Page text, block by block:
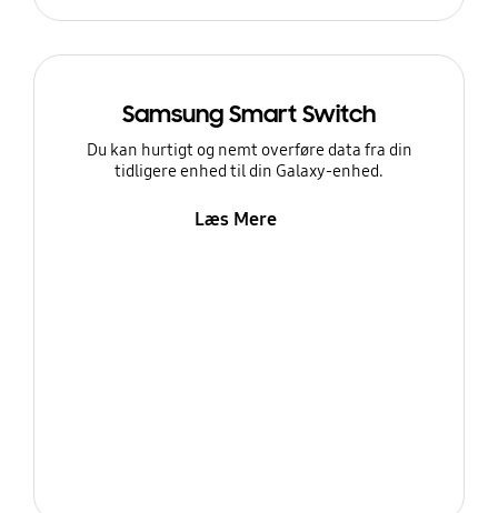
Samsung Smart Switch
Du kan hurtigt og nemt overføre data fra din
tidligere enhed til din Galaxy-enhed.
Læs Mere